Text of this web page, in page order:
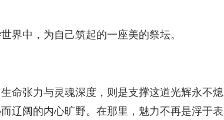
界中，为自己筑起的一座美的祭坛。
命张力与灵魂深度，则是支撑这道光辉永不熄
辽阔的内心旷野。在那里，魅力不再是浮于表